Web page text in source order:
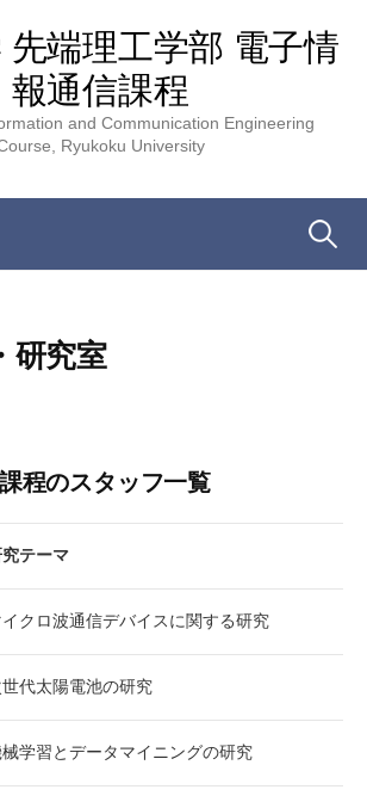
先端理工学部 電子情
報通信課程
and Communication Engineering
Ryukoku University
検
研究室
程のスタッフ一覧
テーマ
イクロ波通信デバイスに関する研究
世代太陽電池の研究
学習とデータマイニングの研究